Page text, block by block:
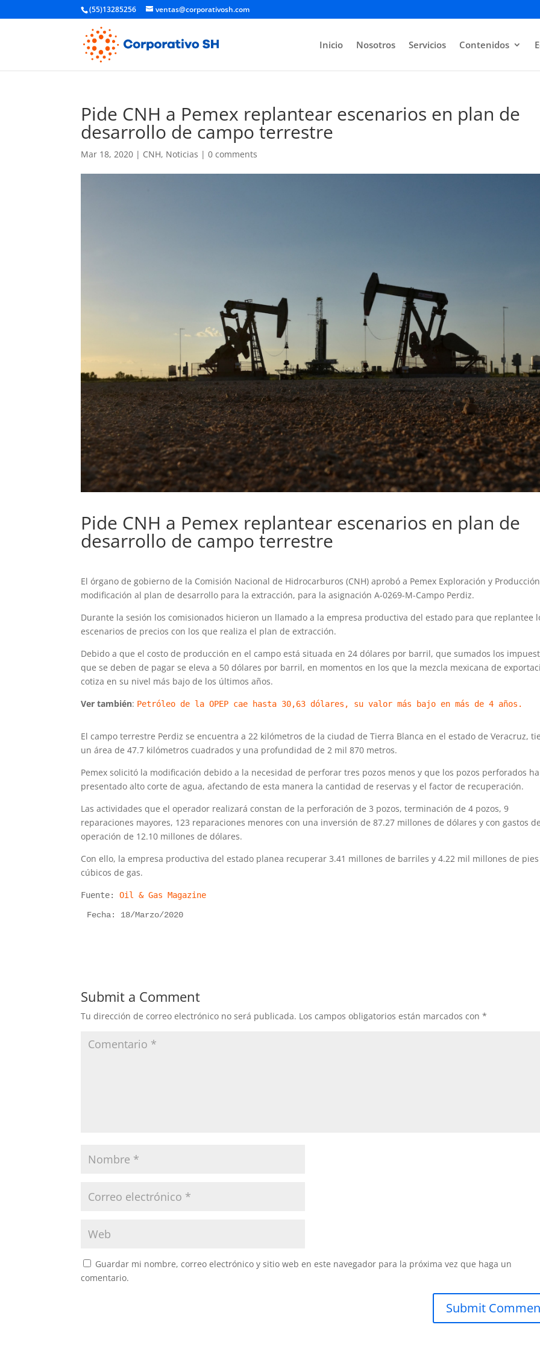
(55)13285256 ventas@corporativosh.com
Inicio Nosotros Servicios Contenidos
Pide CNH a Pemex replantear escenarios en plan de
desarrollo de campo terrestre
Mar 18, 2020 | CNH, Noticias |0 comments
Pide CNH a Pemex replantear escenarios en plan de
desarrollo de campo terrestre
El órgano de gobierno de la Comisión Nacional de Hidrocarburos (CNH) aprobó a Pemex Exploración y
modificación al plan de desarrollo para la extracción, para la asignación A-0269-M-Campo Perdiz.
Durante la sesión los comisionados hicieron un llamado a la empresa productiva del estado para que replantee
escenarios de precios con los que realiza el plan de extracción.
Debido a que el costo de producción en el campo está situada en 24 dólares por barril, que sumados los
que se deben de pagar se eleva a 50 dólares por barril, en momentos en los que la mezcla mexicana de
cotiza en su nivel más bajo de los últimos años.
Ver también: Petróleo de la OPEP cae hasta 30,63 dólares, su valor más bajo en más de 4 años.
El campo terrestre Perdiz se encuentra a 22 kilómetros de la ciudad de Tierra Blanca en el estado de Veracruz,
un área de 47.7 kilómetros cuadrados y una profundidad de 2 mil 870 metros.
Pemex solicitó la modificación debido a la necesidad de perforar tres pozos menos y que los pozos perforados
presentado alto corte de agua, afectando de esta manera la cantidad de reservas y el factor de recuperación.
Las actividades que el operador realizará constan de la perforación de 3 pozos, terminación de 4 pozos, 9
reparaciones mayores, 123 reparaciones menores con una inversión de 87.27 millones de dólares y con gastos
operación de 12.10 millones de dólares.
Con ello, la empresa productiva del estado planea recuperar 3.41 millones de barriles y 4.22 mil millones de pies
cúbicos de gas.
Fuente:Oil & Gas Magazine
Fecha: 18/Marzo/2020
Submit a Comment
Tu dirección de correo electrónico no será publicada. Los campos obligatorios están marcados con*
Guardar mi nombre, correo electrónico y sitio web en este navegador para la próxima vez que haga un
comentario.